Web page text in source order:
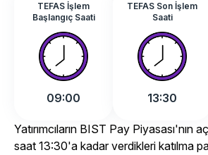
TEFAS İşlem
Başlangıç Saati
09:00
TEFAS Son İşlem
Saati
13:30
Yatırımcıların BIST Pay Piyasası'nın
saat 13:30'a kadar verdikleri katılma